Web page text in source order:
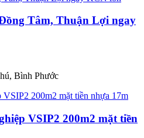
Tâm, Thuận Lợi ngay
Bình Phước
VSIP2 200m2 mặt tiền